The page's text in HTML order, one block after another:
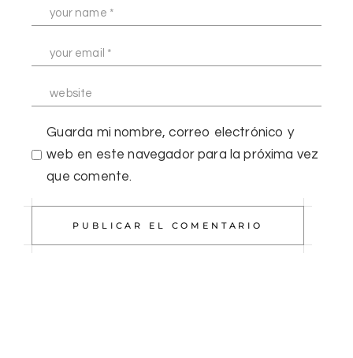
Guarda mi nombre, correo electrónico y
web en este navegador para la próxima vez
que comente.
PUBLICAR EL COMENTARIO